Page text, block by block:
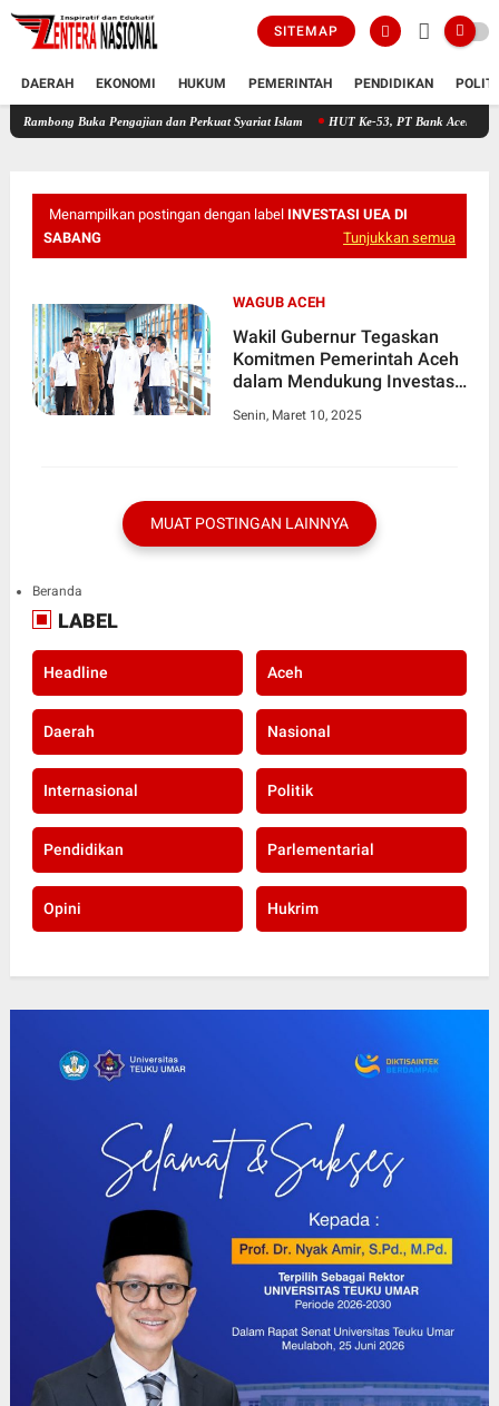
SITEMAP
DAERAH EKONOMI HUKUM PEMERINTAH PENDIDIKAN
Buka Pengajian dan Perkuat Syariat Islam HUT Ke-53, PT Bank Aceh Syariah KC
Menampilkan postingan dengan label INVESTASI UEA DI
SABANG
Tunjukkan semua
WAGUB ACEH
Wakil Gubernur Tegaskan
Komitmen Pemerintah Aceh
dalam Mendukung Investasi
Senin, Maret 10, 2025
MUAT POSTINGAN LAINNYA
Beranda
LABEL
Headline Aceh
Daerah Nasional
Internasional Politik
Pendidikan Parlementarial
Opini Hukrim